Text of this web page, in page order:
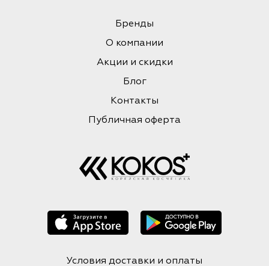
Бренды
О компании
Акции и скидки
Блог
Контакты
Публичная оферта
Условия доставки и оплаты